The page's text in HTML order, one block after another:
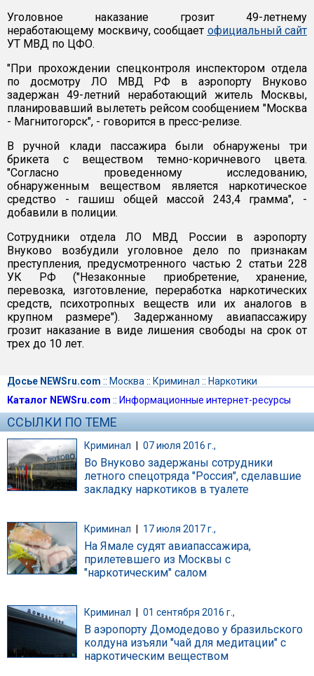
Уголовное наказание грозит 49-летнему
неработающему москвичу, сообщает официальный сайт
УТ МВД по ЦФО.
"При прохождении спецконтроля инспектором отдела
по досмотру ЛО МВД РФ в аэропорту Внуково
задержан 49-летний неработающий житель Москвы,
планировавший вылететь рейсом сообщением "Москва
- Магнитогорск", - говорится в пресс-релизе.
В ручной клади пассажира были обнаружены три
брикета с веществом темно-коричневого цвета.
"Согласно проведенному исследованию,
обнаруженным веществом является наркотическое
средство - гашиш общей массой 243,4 грамма", -
добавили в полиции.
Сотрудники отдела ЛО МВД России в аэропорту
Внуково возбудили уголовное дело по признакам
преступления, предусмотренного частью 2 статьи 228
УК РФ ("Незаконные приобретение, хранение,
перевозка, изготовление, переработка наркотических
средств, психотропных веществ или их аналогов в
крупном размере"). Задержанному авиапассажиру
грозит наказание в виде лишения свободы на срок от
трех до 10 лет.
Досье NEWSru.com :: Москва :: Криминал :: Наркотики
Каталог NEWSru.com :: Информационные интернет-ресурсы
ССЫЛКИ ПО ТЕМЕ
Криминал | 07 июля 2016 г.,
Во Внуково задержаны сотрудники
летного спецотряда "Россия", сделавшие
закладку наркотиков в туалете
Криминал 17 июля 2017 г.,
На Ямале судят авиапассажира,
прилетевшего из Москвы с
"наркотическим" салом
Криминал 01 сентября 2016 г.,
В аэропорту Домодедово у бразильского
колдуна изъяли "чай для медитации" с
наркотическим веществом